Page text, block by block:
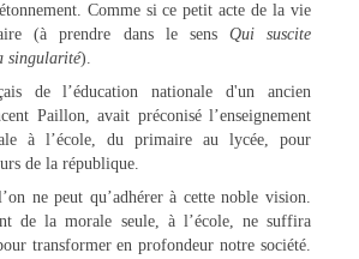
Comme si ce petit acte de la vie
(à prendre dans le sens Qui suscite
singularité).
de l’éducation nationale d'un ancien
Paillon, avait préconisé l’enseignement
à l’école, du primaire au lycée, pour
de la république.
ne peut qu’adhérer à cette noble vision.
de la morale seule, à l’école, ne suffira
transformer en profondeur notre société.